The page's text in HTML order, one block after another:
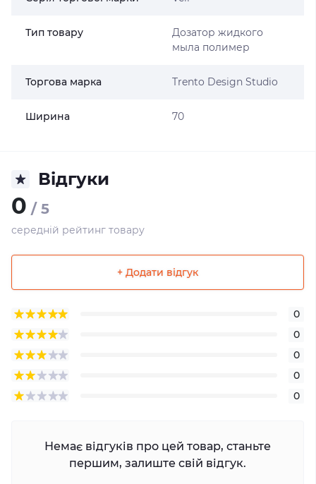
Тип товару
Дозатор жидкого
мыла полимер
Торгова марка Trento Design Studio
Ширина 70
Відгуки
0 / 5
середній рейтинг товару
+ Додати відгук
0
0
0
0
0
Немає відгуків про цей товар, станьте
першим, залиште свій відгук.